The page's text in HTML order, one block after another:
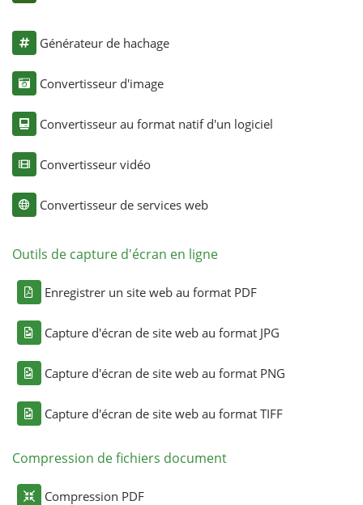
Générateur de hachage
Convertisseur d'image
Convertisseur au format natif d'un logiciel
Convertisseur vidéo
Convertisseur de services web
Outils de capture d'écran en ligne
Enregistrer un site web au format PDF
Capture d'écran de site web au format JPG
Capture d'écran de site web au format PNG
Capture d'écran de site web au format TIFF
Compression de fichiers document
Compression PDF